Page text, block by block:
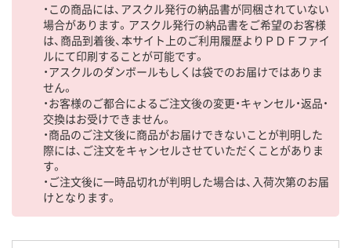
・この商品には、アスクル発行の納品書が同梱されていない
場合があります。アスクル発行の納品書をご希望のお客様
は、商品到着後、本サイト上のご利用履歴よりＰＤＦファイ
ルにて印刷することが可能です。
・アスクルのダンボールもしくは袋でのお届けではありま
せん。
・お客様のご都合によるご注文後の変更・キャンセル・返品・
交換はお受けできません。
・商品のご注文後に商品がお届けできないことが判明した
際には、ご注文をキャンセルさせていただくことがありま
す。
・ご注文後に一時品切れが判明した場合は、入荷次第のお届
けとなります。